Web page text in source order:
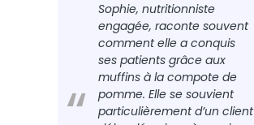
Sophie, nutritionniste
engagée, raconte souvent
comment elle a conquis
ses patients grâce aux
muffins à la compote de
pomme. Elle se souvient
particulièrement d’un client